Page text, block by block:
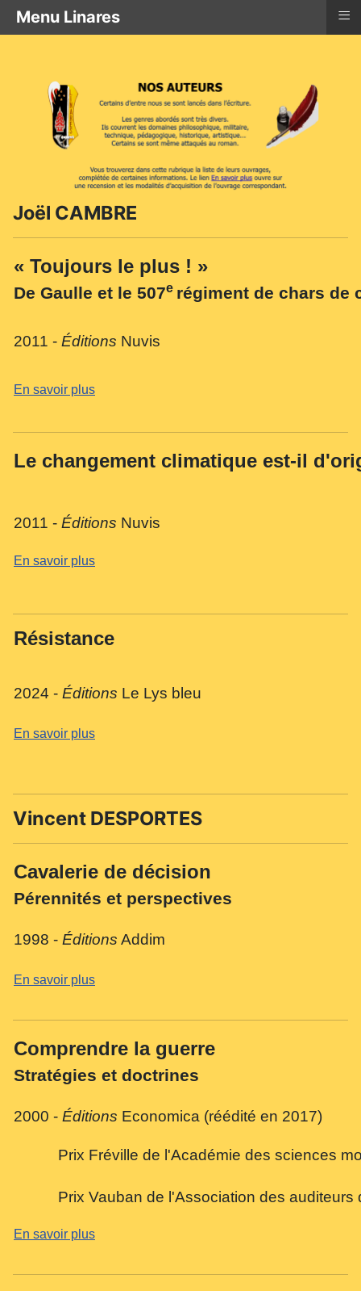
Menu Linares ≡
Joël CAMBRE
« Toujours le plus ! »
De Gaulle et le 507e régiment de chars de
2011 - Éditions Nuvis
En savoir plus
Le changement climatique est-il
2011 - Éditions Nuvis
En savoir plus
Résistance
2024 - Éditions Le Lys bleu
En savoir plus
Vincent DESPORTES
Cavalerie de décision
Pérennités et perspectives
1998 - Éditions Addim
En savoir plus
Comprendre la guerre
Stratégies et doctrines
2000 - Éditions Economica (réédité en 2017)
Prix Fréville de l'Académie des sciences
Prix Vauban de l'Association des auditeurs
En savoir plus